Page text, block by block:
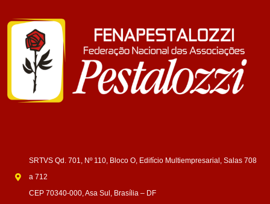
SRTVS Qd. 701, Nº 110, Bloco O, Edifício Multiempresarial, Salas 708
a 712
CEP 70340-000, Asa Sul, Brasília – DF